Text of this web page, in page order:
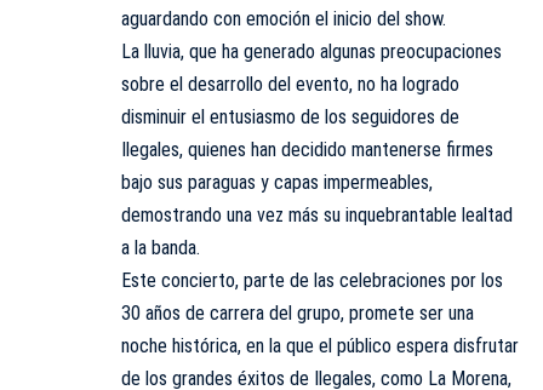
aguardando con emoción el inicio del show.
La lluvia, que ha generado algunas preocupaciones
sobre el desarrollo del evento, no ha logrado
disminuir el entusiasmo de los seguidores de
Ilegales, quienes han decidido mantenerse firmes
bajo sus paraguas y capas impermeables,
demostrando una vez más su inquebrantable lealtad
a la banda.
Este concierto, parte de las celebraciones por los
30 años de carrera del grupo, promete ser una
noche histórica, en la que el público espera disfrutar
de los grandes éxitos de Ilegales, como La Morena,